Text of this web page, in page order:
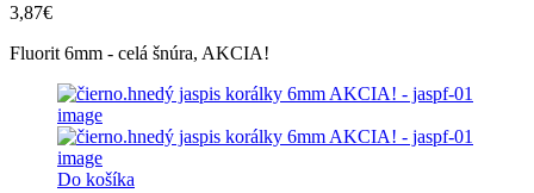
3,87€
Fluorit 6mm - celá šnúra, AKCIA!
Do košíka